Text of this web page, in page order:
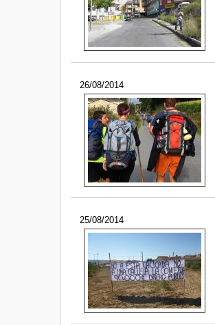
26/08/2014
25/08/2014